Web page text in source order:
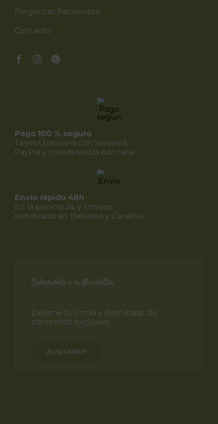
Preguntas frecuentes
Contacto
Pago 100 % seguro
Tarjeta bancaria con Servired,
PayPal y transferencia bancaria
Envío rápido 48h
En la península, y correos
certificado en Baleares y Canarias
Subscríbete a la Newsletter
Déjame tu email y disfrutarás de
contenido exclusivo
¡Suscríbete!